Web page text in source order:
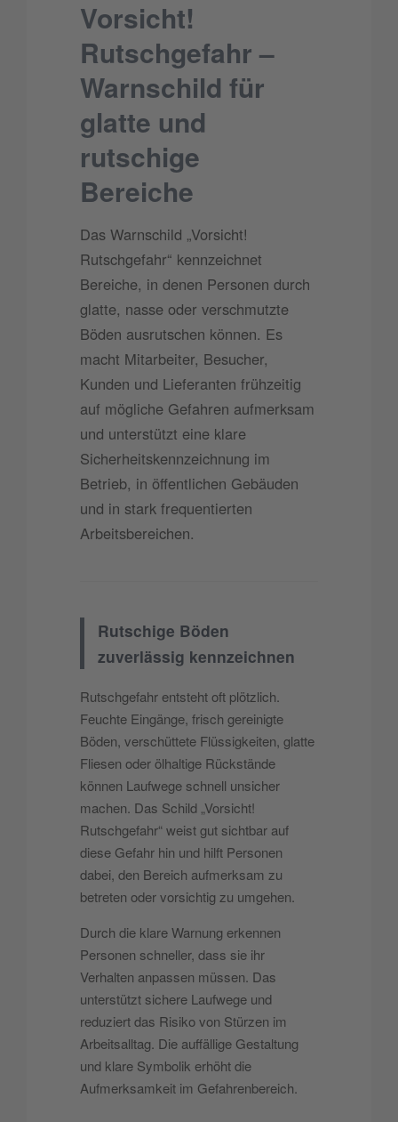
Vorsicht!
Rutschgefahr –
Warnschild für
glatte und
rutschige
Bereiche
Das Warnschild „Vorsicht!
Rutschgefahr“ kennzeichnet
Bereiche, in denen Personen durch
glatte, nasse oder verschmutzte
Böden ausrutschen können. Es
macht Mitarbeiter, Besucher,
Kunden und Lieferanten frühzeitig
auf mögliche Gefahren aufmerksam
und unterstützt eine klare
Sicherheitskennzeichnung im
Betrieb, in öffentlichen Gebäuden
und in stark frequentierten
Arbeitsbereichen.
Rutschige Böden
zuverlässig kennzeichnen
Rutschgefahr entsteht oft plötzlich.
Feuchte Eingänge, frisch gereinigte
Böden, verschüttete Flüssigkeiten, glatte
Fliesen oder ölhaltige Rückstände
können Laufwege schnell unsicher
machen. Das Schild „Vorsicht!
Rutschgefahr“ weist gut sichtbar auf
diese Gefahr hin und hilft Personen
dabei, den Bereich aufmerksam zu
betreten oder vorsichtig zu umgehen.
Durch die klare Warnung erkennen
Personen schneller, dass sie ihr
Verhalten anpassen müssen. Das
unterstützt sichere Laufwege und
reduziert das Risiko von Stürzen im
Arbeitsalltag. Die auffällige Gestaltung
und klare Symbolik erhöht die
Aufmerksamkeit im Gefahrenbereich.